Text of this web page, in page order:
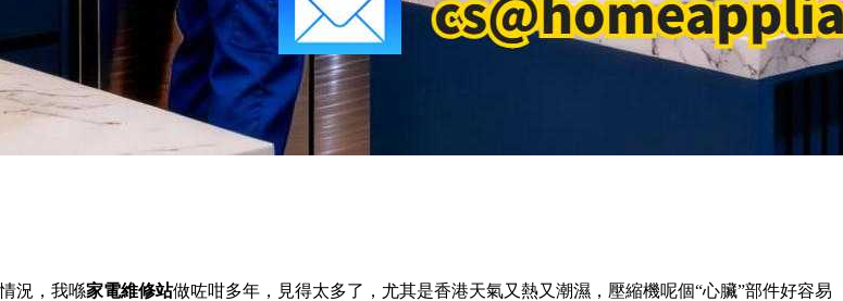
況，我喺家電維修站做咗咁多年，見得太多了，尤其是香港天氣又熱又潮濕，壓縮機呢個“心臟”部件好容易